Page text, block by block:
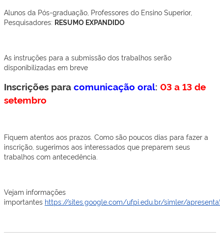
Alunos da Pós-graduação, Professores do Ensino Superior,
Pesquisadores: RESUMO EXPANDIDO
As instruções para a submissão dos trabalhos serão
disponibilizadas em breve
Inscrições paracomunicação oral: 03 a 13 de
setembro
Fiquem atentos aos prazos. Como são poucos dias para fazer a
inscrição, sugerimos aos interessados que preparem seus
trabalhos com antecedência.
Vejam informações
importantes https://sites.google.com/ufpi.edu.br/simler/